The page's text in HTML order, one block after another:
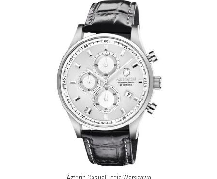
Aztorin Casual Legia Warszawa